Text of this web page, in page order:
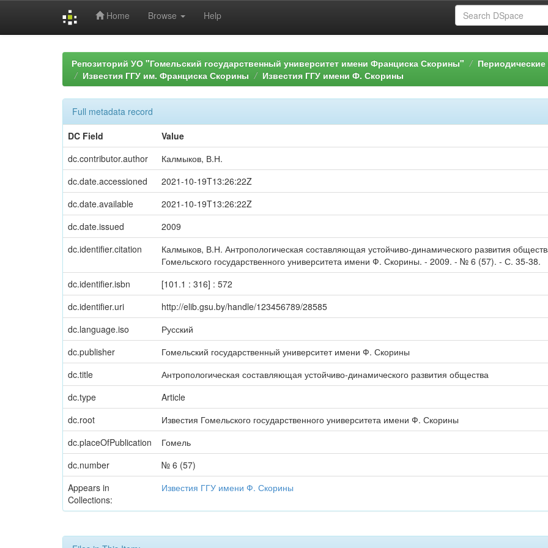
Home Browse Help
Репозиторий УО "Гомельский государственный университет имени Франциска Скорины"
Периодические
Известия ГГУ им. Франциска Скорины
Известия ГГУ имени Ф. Скорины
Full metadata record
DC Field
Value
dc.contributor.author
Калмыков, В.Н.
dc.date.accessioned
2021-10-19T13:26:22Z
dc.date.available
2021-10-19T13:26:22Z
dc.date.issued
2009
dc.identifier.citation
Калмыков, В.Н. Антропологическая составляющая устойчиво-динамического развития
Гомельского государственного университета имени Ф. Скорины. - 2009. - № 6 (57). - С. 35-38.
dc.identifier.isbn [101.1 : 316] : 572
dc.identifier.uri
http://elib.gsu.by/handle/123456789/28585
dc.language.iso
Русский
dc.publisher
Гомельский государственный университет имени Ф. Скорины
dc.title
Антропологическая составляющая устойчиво-динамического развития общества
dc.type
Article
dc.root
Известия Гомельского государственного университета имени Ф. Скорины
dc.placeOfPublication
Гомель
dc.number
№ 6 (57)
Appears in
Collections:
Известия ГГУ имени Ф. Скорины